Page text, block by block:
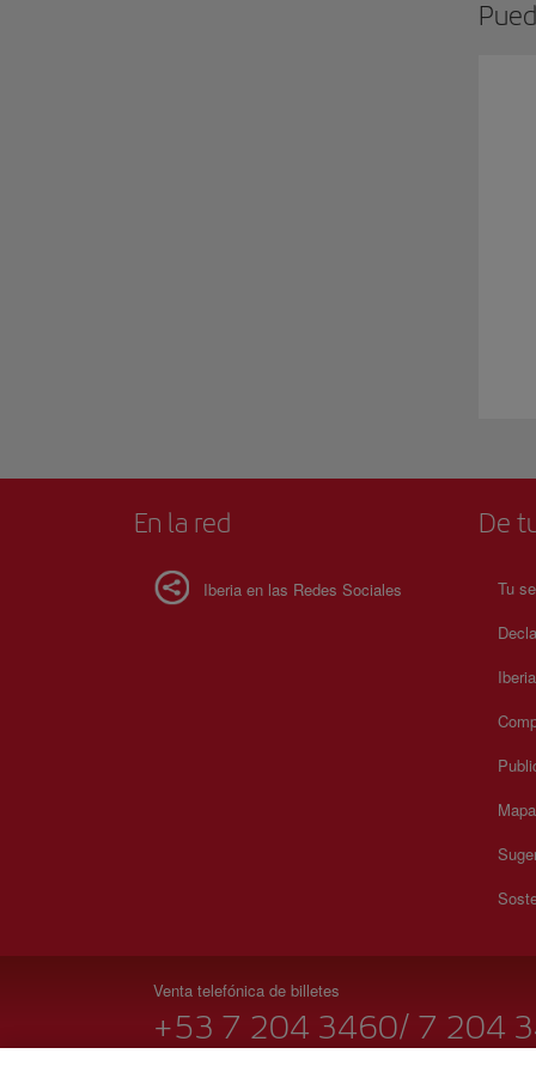
En la red
Iberia en las Redes Sociales
De
Tu
Venta telefónica de billetes
+53 7 204 3460/ 7 204